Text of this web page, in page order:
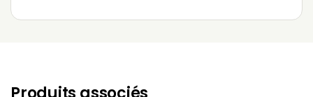
ROWENTA
ROWENTA Compacteo RO173601